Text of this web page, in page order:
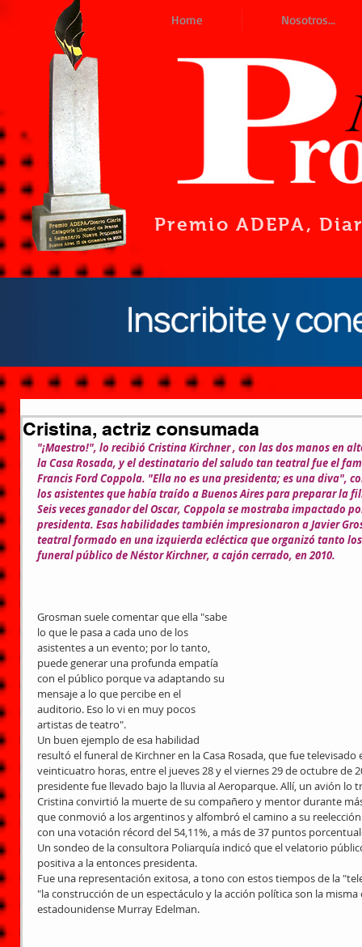
Home Nosotros...
Premio ADEPA,
Cristina, actriz consumada
"¡Maestro!", lo recibió Cristina Kirchner , con las dos manos en
la Casa Rosada, y el destinatario del saludo tan teatral fue el
Francis Ford Coppola. "Ella no es una presidenta; es una diva",
los asistentes que había traído a Buenos Aires para preparar la
Seis veces ganador del Oscar, Coppola se mostraba impactado
presidenta. Esas habilidades también impresionaron a Javier
teatral formado en una izquierda ecléctica que organizó tanto
funeral público de Néstor Kirchner, a cajón cerrado, en 2010.
Grosman suele comentar que ella "sabe
lo que le pasa a cada uno de los
asistentes a un evento; por lo tanto,
puede generar una profunda empatía
con el público porque va adaptando su
mensaje a lo que percibe en el
auditorio. Eso lo vi en muy pocos
artistas de teatro".
Un buen ejemplo de esa habilidad
resultó el funeral de Kirchner en la Casa Rosada, que fue
veinticuatro horas, entre el jueves 28 y el viernes 29 de octubre de
presidente fue llevado bajo la lluvia al Aeroparque. Allí, un avión lo
Cristina convirtió la muerte de su compañero y mentor durante
que conmovió a los argentinos y alfombró el camino a su
con una votación récord del 54,11%, a más de 37 puntos
Un sondeo de la consultora Poliarquía indicó que el velatorio
positiva a la entonces presidenta.
Fue una representación exitosa, a tono con estos tiempos de la
"la construcción de un espectáculo y la acción política son la
estadounidense Murray Edelman.